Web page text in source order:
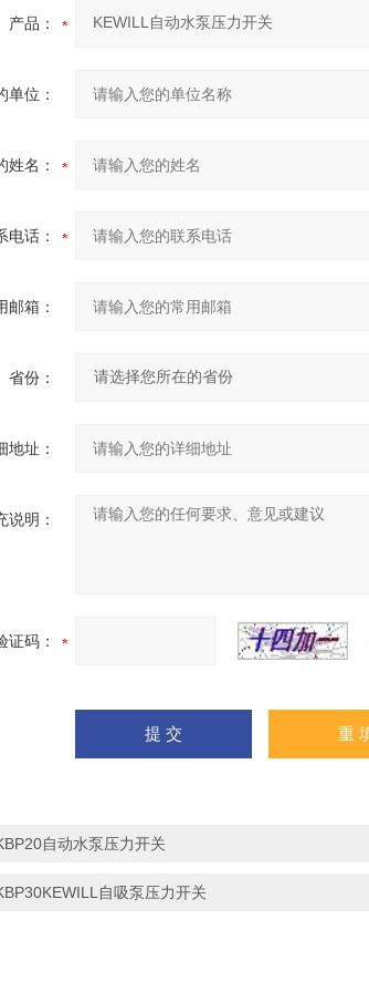
产品：
单位：
姓名：
电话：
邮箱：
省份：
地址：
说明：
证码：
自动水泵压力开关
自吸泵压力开关